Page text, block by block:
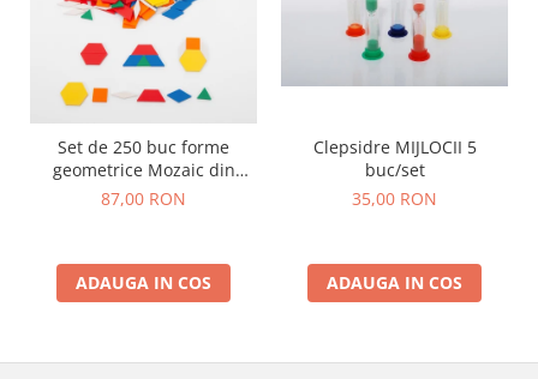
Terapie de integrare senzorială
Set de 250 buc forme
geometrice Mozaic din
plastic
87,00 RON
ADAUGA IN COS
Clepsidre MIJLOCII 5
buc/set
35,00 RON
ADAUGA IN COS